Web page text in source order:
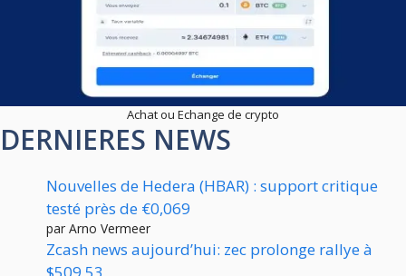
Achat ou Echange de crypto
DERNIERES NEWS
Nouvelles de Hedera (HBAR) : support critique
testé près de €0,069
par Arno Vermeer
Zcash news aujourd’hui: zec prolonge rallye à